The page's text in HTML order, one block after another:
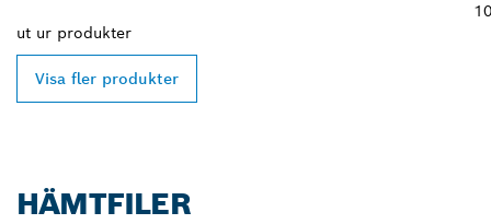
ut ur produkter
Visa fler produkter
HÄMTFILER